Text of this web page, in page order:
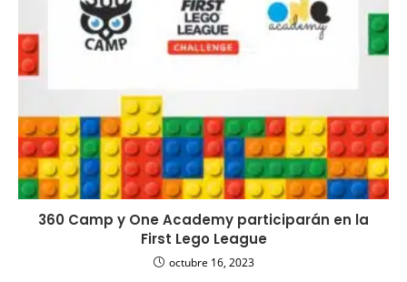
360 Camp y One Academy participarán en la
First Lego League
octubre 16, 2023